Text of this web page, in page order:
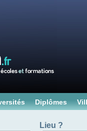
Diplômes
Lieu ?